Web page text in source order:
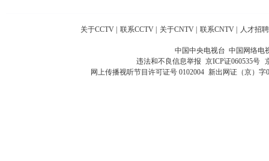
关于CCTV | 联系CCTV | 关于CNTV | 联系CNTV | 人才招聘
中国中央电视台 中国网络电
违法和不良信息举报 京ICP证060535号
网上传播视听节目许可证号 0102004 新出网证（京）